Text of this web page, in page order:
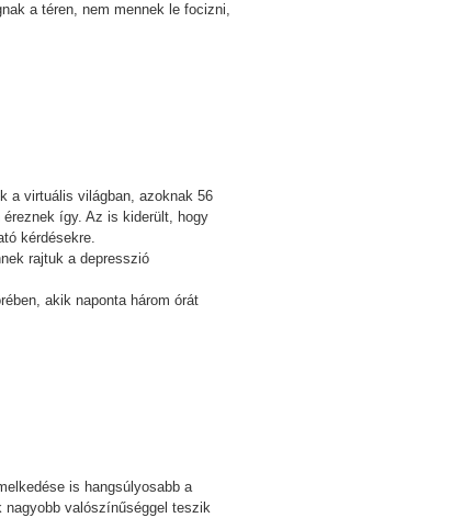
a téren, nem mennek le focizni,
a virtuális világban, azoknak 56
így. Az is kiderült, hogy
kérdésekre.
rajtuk a depresszió
akik naponta három órát
is hangsúlyosabb a
valószínűséggel teszik